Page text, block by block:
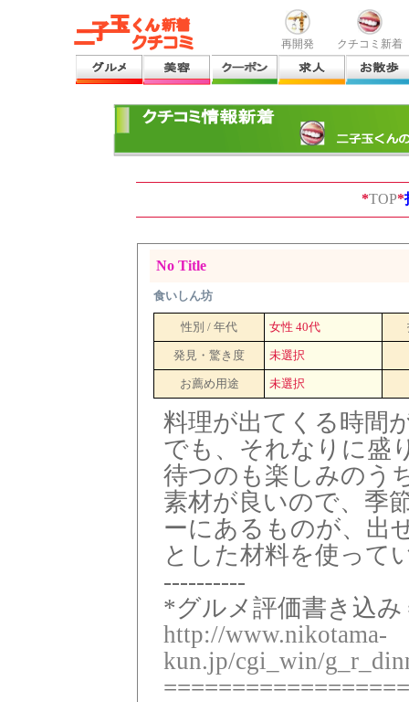
再開発 クチコミ新着
*TOP*
No Title
食いしん坊
性別 / 年代 女性 40代
発見・驚き度 未選択
お薦め用途 未選択
料理が出てくる時間
でも、それなりに盛
待つのも楽しみのう
素材が良いので、季
ーにあるものが、出
とした材料を使って
----------
*グルメ評価書き込
http://www.nikotama-
kun.jp/cgi_win/